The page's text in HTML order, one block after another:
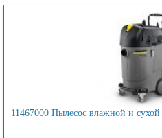
11467000 Пылесос влажной и